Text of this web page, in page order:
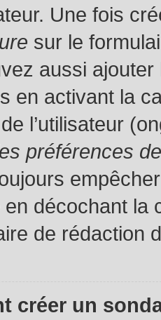
Une fois
sur le
aussi
en activant la
l’utilisateur
préférences
en décochant la
de rédaction
créer un